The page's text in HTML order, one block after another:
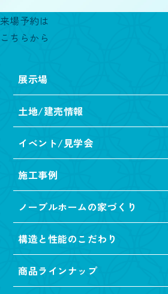
来場予約は
こちらから
展示場
土地/建売情報
イベント/見学会
施工事例
ノーブルホームの家づくり
構造と性能のこだわり
商品ラインナップ